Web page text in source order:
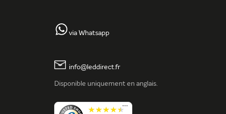
via Whatsapp
info@leddirect.fr
Disponible uniquement en anglais.
...